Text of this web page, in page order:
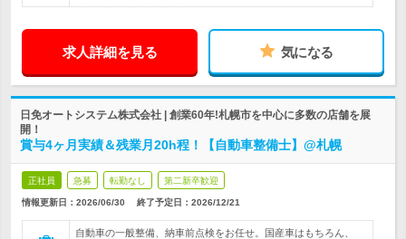
求人詳細を見る 気になる
日免オートシステム株式会社 | 創業60年!札幌市を中心に多数の店舗を展
開！
賞与4ヶ月実績＆残業月20h程！【自動車整備士】@札幌
正社員 急募 転勤なし 第二新卒歓迎
情報更新日：2026/06/30 終了予定日： 2026/12/21
自動車の一般整備、納車前点検をお任せ。国産車はもちろん、